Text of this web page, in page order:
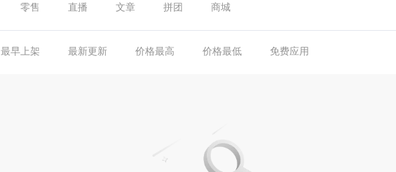
零售 直播 文章 拼团 商城
最早上架 最新更新 价格最高 价格最低 免费应用